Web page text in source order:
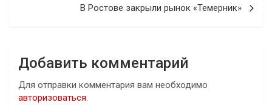
В Ростове закрыли рынок «Темерник»
Добавить комментарий
Для отправки комментария вам необходимо
авторизоваться.